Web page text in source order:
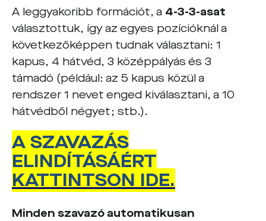
A leggyakoribb formációt, a 4-3-3-asat
választottuk, így az egyes pozícióknál a
következőképpen tudnak választani: 1
kapus, 4 hátvéd, 3 középpályás és 3
támadó (például: az 5 kapus közül a
rendszer 1 nevet enged kiválasztani, a 10
hátvédből négyet; stb.).
A SZAVAZÁS
ELINDÍTÁSÁÉRT
KATTINTSON IDE.
Minden szavazó automatikusan